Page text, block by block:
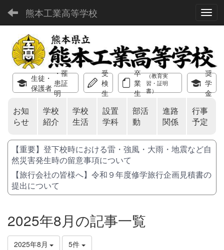
熊本工業高等学校
生徒・
保護者
・罹
患証
明
受
検
生
卒
業
生
（教育実
習・証明
書）
奨
学
金
お知
らせ
学校
紹介
学校
生活
設置
学科
部活
動
進路
関係
行事
予定
【重要】登下校時における雷・強風・大雨・地震など自
然災害発生時の留意事項について
【旅行会社の皆様へ】令和９年度修学旅行企画見積書の
提出について
2025年8月の記事一覧
2025年8月 5件